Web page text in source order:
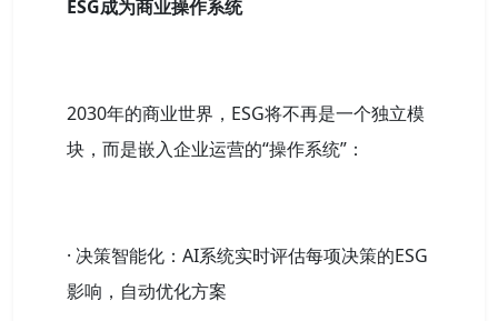
ESG成为商业操作系统
2030年的商业世界，ESG将不再是一个独立模
块，而是嵌入企业运营的“操作系统”：
· 决策智能化：AI系统实时评估每项决策的ESG
影响，自动优化方案